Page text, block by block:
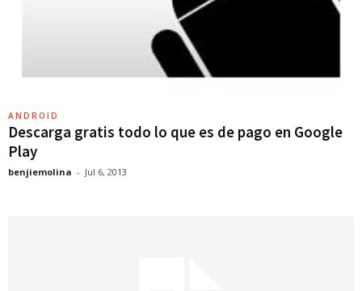
ANDROID
Descarga gratis todo lo que es de pago en Google
Play
benjiemolina - Jul 6, 2013